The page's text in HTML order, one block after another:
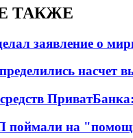
ТАКЖЕ
заявление о
насчет
поймали на